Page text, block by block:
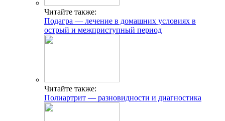
Читайте также:
Подагра — лечение в домашних условиях в
острый и межприступный период
Читайте также:
Полиартрит — разновидности и диагностика